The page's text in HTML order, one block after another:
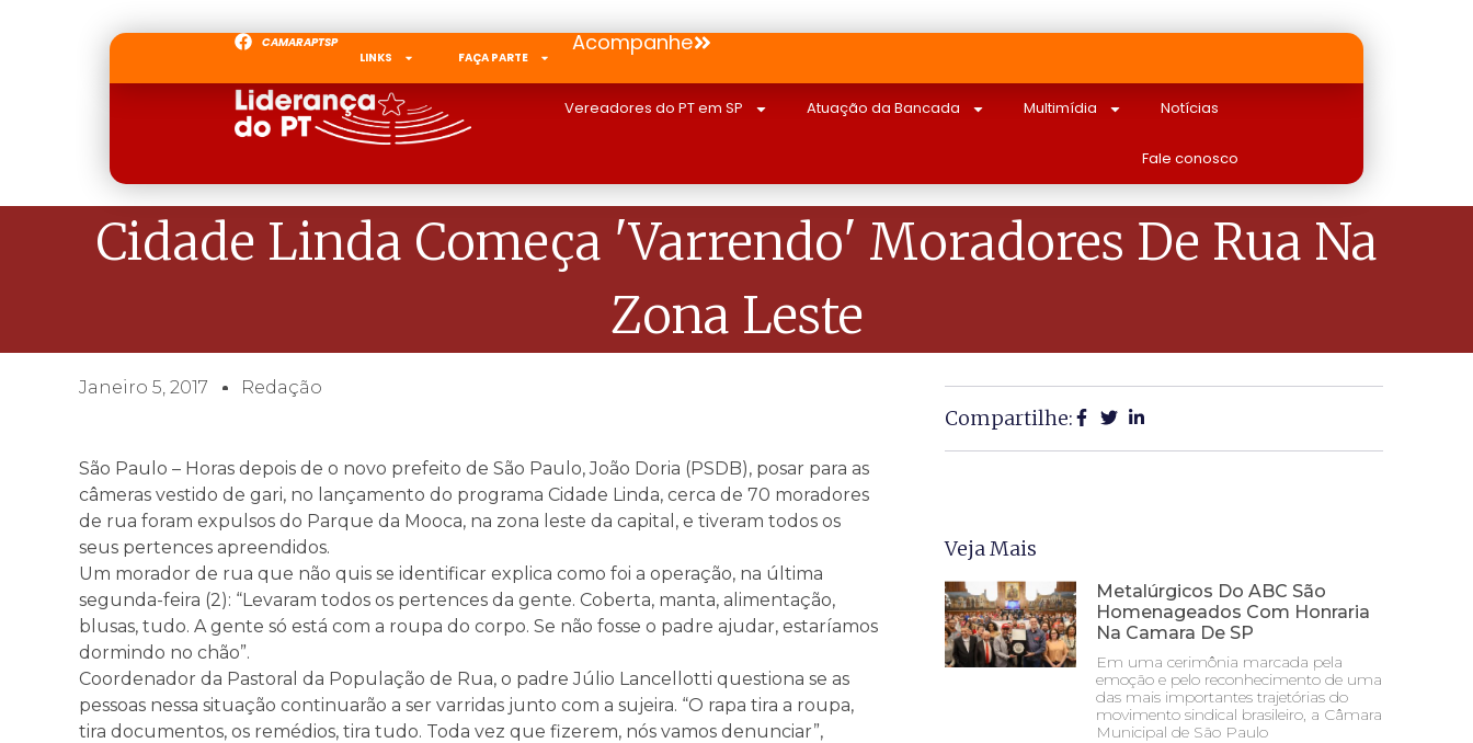
CAMARAPTSP
LINKS
FAÇA PARTE
Acompanhe
Vereadores do PT em SP Atuação da Bancada Multimídia Notícias
Fale conosco
Cidade Linda Começa 'varrendo' Moradores De Rua Na
Zona Leste
Janeiro 5, 2017 Redação
São Paulo – Horas depois de o novo prefeito de São Paulo, João Doria (PSDB), posar para as
câmeras vestido de gari, no lançamento do programa Cidade Linda, cerca de 70 moradores
de rua foram expulsos do Parque da Mooca, na zona leste da capital, e tiveram todos os
seus pertences apreendidos.
Um morador de rua que não quis se identificar explica como foi a operação, na última
segunda-feira (2): “Levaram todos os pertences da gente. Coberta, manta, alimentação,
blusas, tudo. A gente só está com a roupa do corpo. Se não fosse o padre ajudar, estaríamos
dormindo no chão”.
Coordenador da Pastoral da População de Rua, o padre Júlio Lancellotti questiona se as
pessoas nessa situação continuarão a ser varridas junto com a sujeira. “O rapa tira a roupa,
tira documentos, os remédios, tira tudo. Toda vez que fizerem, nós vamos denunciar”,
Compartilhe:
Veja Mais
Metalúrgicos Do ABC São
Homenageados Com Honraria
Na Camara De SP
Em uma cerimônia marcada pela
emoção e pelo reconhecimento de uma
das mais importantes trajetórias do
movimento sindical brasileiro, a Câmara
Municipal de São Paulo